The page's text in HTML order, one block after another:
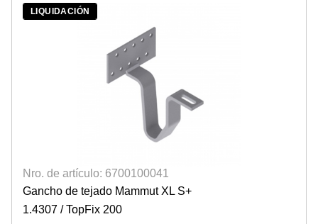
LIQUIDACIÓN
Nro. de artículo: 6700100041
Gancho de tejado Mammut XL S+
1.4307 / TopFix 200